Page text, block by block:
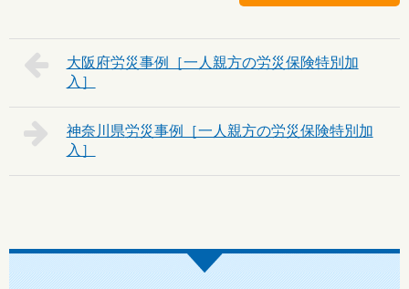
大阪府
神奈川県